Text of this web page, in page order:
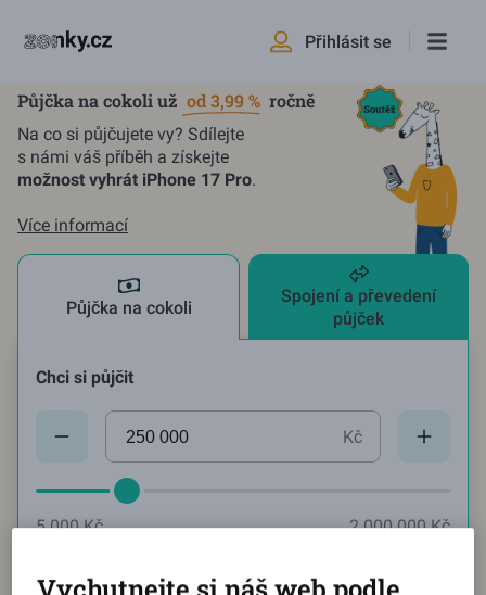
Přihlásit se
Půjčka na cokoli už od 3,99 % ročně
Na co si půjčujete vy? Sdílejte
s námi váš příběh a získejte
možnost vyhrát iPhone 17 Pro.
Více informací
Půjčka na cokoli
Spojení a převedení
půjček
Chci si půjčit
Kč
Aktuální hodnota:
5 000 Kč 2 000 000 Kč
Měsíčně chci splácet